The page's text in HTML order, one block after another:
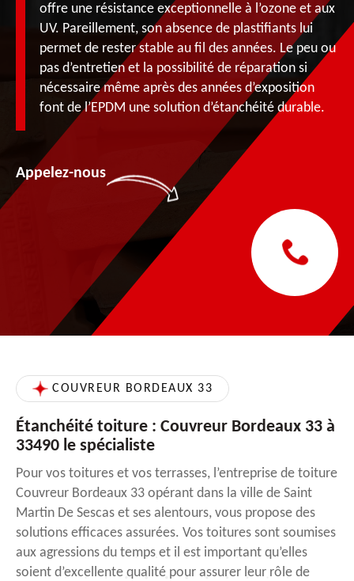
offre une résistance exceptionnelle à l’ozone et aux
UV. Pareillement, son absence de plastifiants lui
permet de rester stable au fil des années. Le peu ou
pas d’entretien et la possibilité de réparation si
nécessaire même après des années d’exposition
font de l’EPDM une solution d’étanchéité durable.
Appelez-nous
COUVREUR BORDEAUX 33
Étanchéité toiture : Couvreur Bordeaux 33 à
33490 le spécialiste
Pour vos toitures et vos terrasses, l’entreprise de toiture
Couvreur Bordeaux 33 opérant dans la ville de Saint
Martin De Sescas et ses alentours, vous propose des
solutions efficaces assurées. Vos toitures sont soumises
aux agressions du temps et il est important qu’elles
soient d’excellente qualité pour assurer leur rôle de